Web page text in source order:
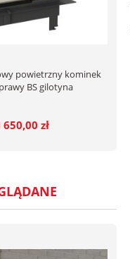
powietrzny kominek
BS gilotyna
650,00 zł